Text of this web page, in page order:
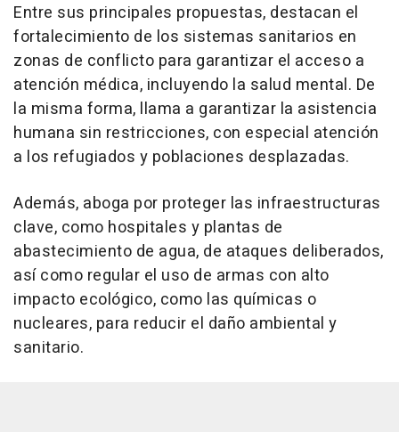
Entre sus principales propuestas, destacan el
fortalecimiento de los sistemas sanitarios en
zonas de conflicto para garantizar el acceso a
atención médica, incluyendo la salud mental. De
la misma forma, llama a garantizar la asistencia
humana sin restricciones, con especial atención
a los refugiados y poblaciones desplazadas.
Además, aboga por proteger las infraestructuras
clave, como hospitales y plantas de
abastecimiento de agua, de ataques deliberados,
así como regular el uso de armas con alto
impacto ecológico, como las químicas o
nucleares, para reducir el daño ambiental y
sanitario.